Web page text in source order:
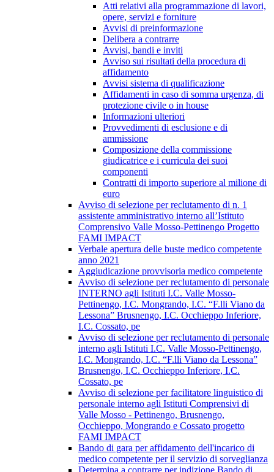
Atti relativi alla programmazione di lavori,
opere, servizi e forniture
Avvisi di preinformazione
Delibera a contrarre
Avvisi, bandi e inviti
Avviso sui risultati della procedura di
affidamento
Avvisi sistema di qualificazione
Affidamenti in caso di somma urgenza, di
protezione civile o in house
Informazioni ulteriori
Provvedimenti di esclusione e di
ammissione
Composizione della commissione
giudicatrice e i curricula dei suoi
componenti
Contratti di importo superiore al milione di
euro
Avviso di selezione per reclutamento di n. 1
assistente amministrativo interno all’Istituto
Comprensivo Valle Mosso-Pettinengo Progetto
FAMI IMPACT
Verbale apertura delle buste medico competente
anno 2021
Aggiudicazione provvisoria medico competente
Avviso di selezione per reclutamento di personale
INTERNO agli Istituti I.C. Valle Mosso-
Pettinengo, I.C. Mongrando, I.C. “F.lli Viano da
Lessona” Brusnengo, I.C. Occhieppo Inferiore,
I.C. Cossato, pe
Avviso di selezione per reclutamento di personale
interno agli Istituti I.C. Valle Mosso-Pettinengo,
I.C. Mongrando, I.C. “F.lli Viano da Lessona”
Brusnengo, I.C. Occhieppo Inferiore, I.C.
Cossato, pe
Avviso di selezione per facilitatore linguistico di
personale interno agli Istituti Comprensivi di
Valle Mosso - Pettinengo, Brusnengo,
Occhieppo, Mongrando e Cossato progetto
FAMI IMPACT
Bando di gara per affidamento dell'incarico di
medico competente per il servizio di sorveglianza